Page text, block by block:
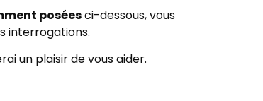
poséesci-dessous, vous
interrogations.
un plaisir de vous aider.